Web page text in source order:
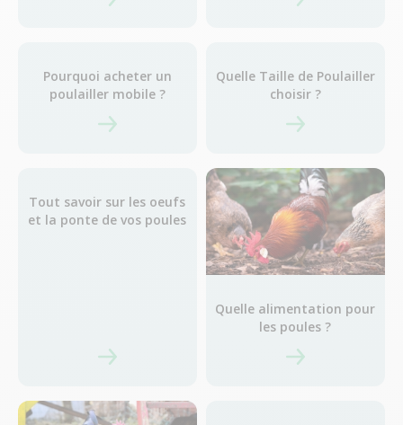
Pourquoi acheter un
poulailler mobile ?
Quelle Taille de Poulailler
choisir ?
Tout savoir sur les oeufs
et la ponte de vos poules
Quelle alimentation pour
les poules ?